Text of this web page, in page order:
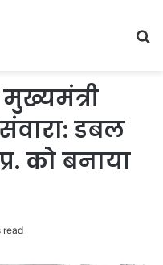
मुख्यमंत्री
डबल
को बनाया
read